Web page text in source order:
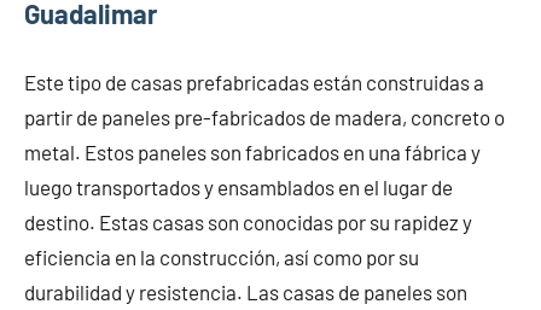
Guadalimar
Este tipo de casas prefabricadas están construidas a
partir de paneles pre-fabricados de madera, concreto o
metal. Estos paneles son fabricados en una fábrica y
luego transportados y ensamblados en el lugar de
destino. Estas casas son conocidas por su rapidez y
eficiencia en la construcción, así como por su
durabilidad y resistencia. Las casas de paneles son